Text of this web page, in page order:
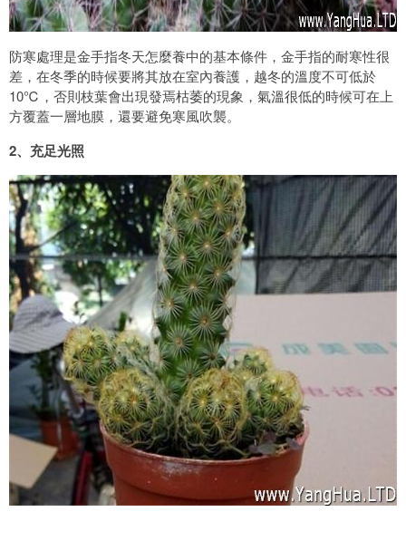
防寒處理是金手指冬天怎麼養中的基本條件，金手指的耐寒性很
差，在冬季的時候要將其放在室內養護，越冬的溫度不可低於
10℃，否則枝葉會出現發焉枯萎的現象，氣溫很低的時候可在上
方覆蓋一層地膜，還要避免寒風吹襲。
2、充足光照